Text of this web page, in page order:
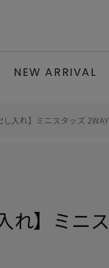
NEW ARRIVAL
し入れ】ミニスタッズ
れ】ミニ